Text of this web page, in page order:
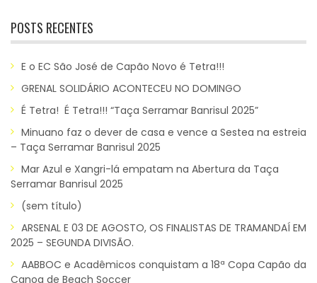
POSTS RECENTES
E o EC São José de Capão Novo é Tetra!!!
GRENAL SOLIDÁRIO ACONTECEU NO DOMINGO
É Tetra! É Tetra!!! “Taça Serramar Banrisul 2025”
Minuano faz o dever de casa e vence a Sestea na estreia
– Taça Serramar Banrisul 2025
Mar Azul e Xangri-lá empatam na Abertura da Taça
Serramar Banrisul 2025
(sem título)
ARSENAL E 03 DE AGOSTO, OS FINALISTAS DE TRAMANDAÍ EM
2025 – SEGUNDA DIVISÃO.
AABBOC e Acadêmicos conquistam a 18ª Copa Capão da
Canoa de Beach Soccer